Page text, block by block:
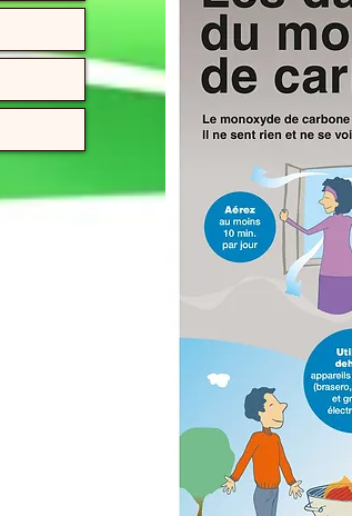
Dépliant prévention